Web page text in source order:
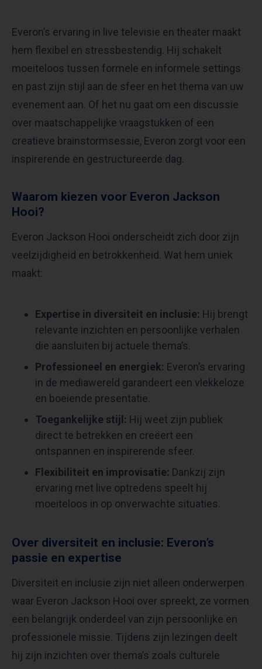
Everon’s ervaring in live televisie en theater maakt
hem flexibel en stressbestendig. Hij schakelt
moeiteloos tussen formele en informele settings
en past zijn stijl aan de sfeer en het thema van uw
evenement aan. Of het nu gaat om een discussie
over maatschappelijke vraagstukken of een
creatieve brainstormsessie, Everon zorgt voor een
inspirerende en gestructureerde dag.
Waarom kiezen voor Everon Jackson
Hooi?
Everon Jackson Hooi onderscheidt zich door zijn
veelzijdigheid en betrokkenheid. Wat hem uniek
maakt:
Expertise in diversiteit en inclusie: Hij brengt
relevante inzichten en persoonlijke verhalen
die aansluiten bij actuele thema’s.
Professioneel en energiek: Everon’s ervaring
in de mediawereld garandeert een vlekkeloze
en boeiende presentatie.
Toegankelijke stijl: Hij weet zijn publiek
direct te betrekken en creëert een
ontspannen en inspirerende sfeer.
Flexibiliteit en improvisatie: Dankzij zijn
ervaring met live optredens speelt hij
moeiteloos in op onverwachte situaties.
Over diversiteit en inclusie: Everon’s
passie en expertise
Diversiteit en inclusie zijn niet alleen onderwerpen
waar Everon Jackson Hooi over spreekt, ze vormen
een belangrijk onderdeel van zijn persoonlijke en
professionele missie. Tijdens zijn lezingen deelt
hij zijn inzichten over thema’s zoals culturele